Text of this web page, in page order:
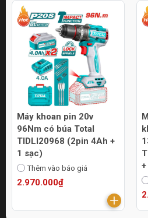
Máy khoan pin 20v
96Nm có búa Total
TIDLI20968 (2pin 4Ah +
1 sạc)
Thêm vào báo giá
2.970.000₫